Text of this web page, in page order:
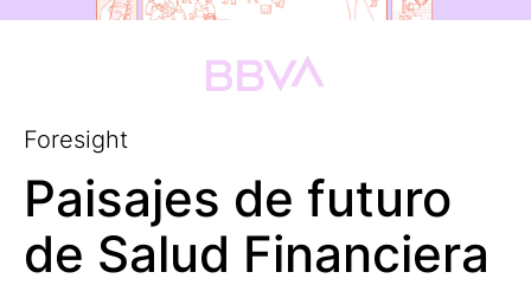
Foresight
Paisajes de futuro
de Salud Financiera